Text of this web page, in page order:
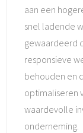
aan een
snel ladende
gewaardeerd
responsieve
behouden en
optimaliseren
waardevolle
onderneming.